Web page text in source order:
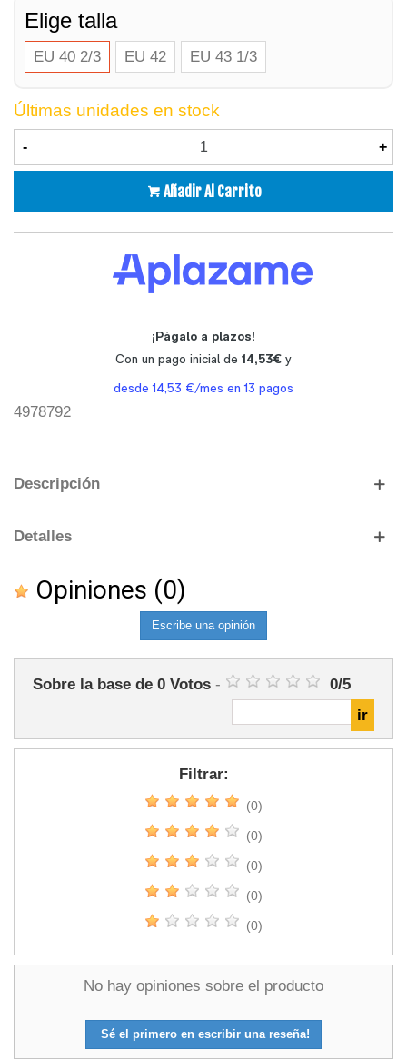
Elige talla
EU 40 2/3 EU 42 EU 43 1/3
Últimas unidades en stock
- +
Añadir Al Carrito
4978792
Descripción
Detalles
Opiniones (0)
Escribe una opinión
Sobre la base de 0 Votos - 0/5
Filtrar:
(0)
(0)
(0)
(0)
(0)
No hay opiniones sobre el producto
Sé el primero en escribir una reseña!